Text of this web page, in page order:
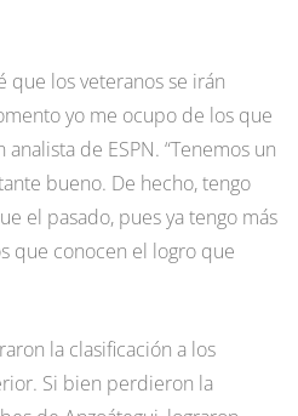
que los veteranos se irán
yo me ocupo de los que
de ESPN. “Tenemos un
bueno. De hecho, tengo
el pasado, pues ya tengo más
que conocen el logro que
la clasificación a los
Si bien perdieron la